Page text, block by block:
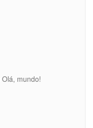
Olá, mundo!